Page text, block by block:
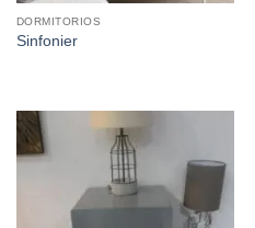
DORMITORIOS
Sinfonier